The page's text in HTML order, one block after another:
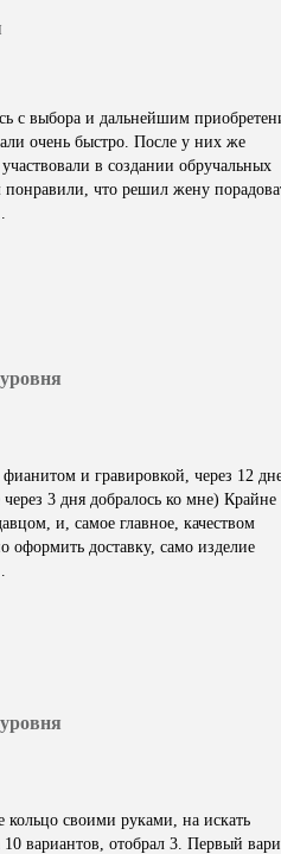
с выбора и дальнейшим
очень быстро. После у них же
в создании обручальных
что решил жену
фианитом и гравировкой, через 12
3 дня добралось ко мне) Крайне
и, самое главное, качеством
оформить доставку, само изделие
кольцо своими руками, на искать
вариантов, отобрал 3. Первый